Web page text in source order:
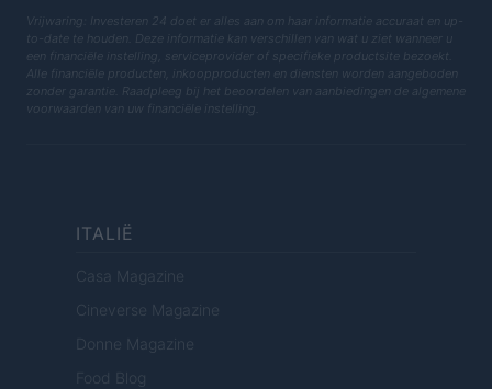
Vrijwaring: Investeren 24 doet er alles aan om haar informatie accuraat en up-
to-date te houden. Deze informatie kan verschillen van wat u ziet wanneer u
een financiële instelling, serviceprovider of specifieke productsite bezoekt.
Alle financiële producten, inkoopproducten en diensten worden aangeboden
zonder garantie. Raadpleeg bij het beoordelen van aanbiedingen de algemene
voorwaarden van uw financiële instelling.
ITALIË
Casa Magazine
Cineverse Magazine
Donne Magazine
Food Blog